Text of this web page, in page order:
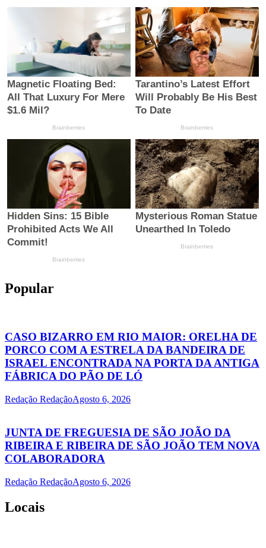
Popular
CASO BIZARRO EM RIO MAIOR: ORELHA DE
PORCO COM A ESTRELA DA BANDEIRA DE
ISRAEL ENCONTRADA NA PORTA DA ANTIGA
FÁBRICA DO PÃO DE LÓ
Redação RedaçãoAgosto 6, 2026
JUNTA DE FREGUESIA DE SÃO JOÃO DA
RIBEIRA E RIBEIRA DE SÃO JOÃO TEM NOVA
COLABORADORA
Redação RedaçãoAgosto 6, 2026
Locais